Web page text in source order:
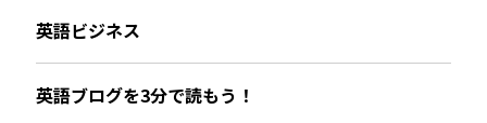
英語ビジネス
英語ブログを3分で読もう！